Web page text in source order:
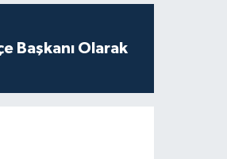
Başkanı Olarak